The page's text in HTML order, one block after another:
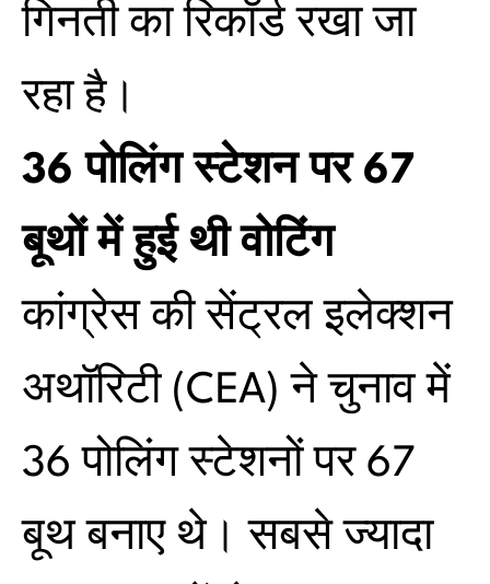
गिनती का रिकॉर्ड रखा जा
रहा है।
36 पोलिंग स्टेशन पर 67
बूथों में हुई थी वोटिंग
कांग्रेस की सेंट्रल इलेक्शन
अथॉरिटी (CEA) ने चुनाव में
36 पोलिंग स्टेशनों पर 67
बूथ बनाए थे। सबसे ज्यादा